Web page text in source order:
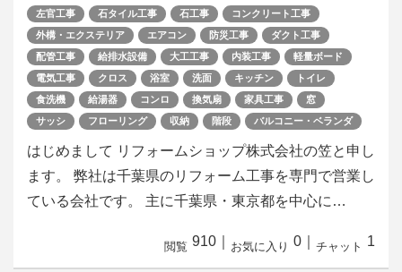
左官工事 石タイル工事 石工事
コンクリート工事
外構・エクステリア
エアコン 防災工事
ダクト工事
配管工事
給排水設備 大工工事 内装工事
軽量ボード
電気工事
クロス 浴室 洗面 キッチン
トイレ
食洗機
給湯器 コンロ 換気扇 家具工事
窓
サッシ
フローリング 収納 階段 バルコニー・ベランダ
はじめまして リフォームショップ株式会社の笠と申し
ます。 弊社は千葉県のリフォーム工事を専門で営業し
ている会社です。 主に千葉県・東京都を中心に…
閲覧 910 お気に入り 0 チャット 1